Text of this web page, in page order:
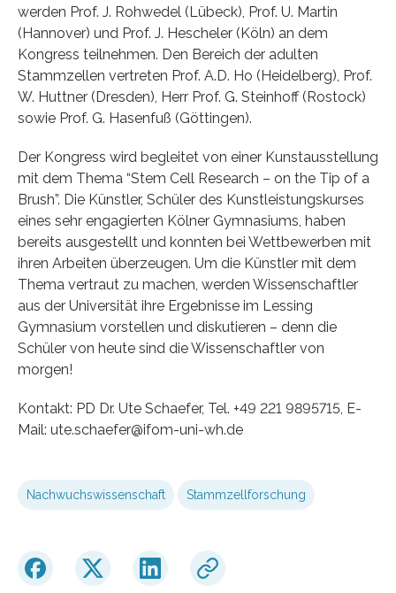
werden Prof. J. Rohwedel (Lübeck), Prof. U. Martin
(Hannover) und Prof. J. Hescheler (Köln) an dem
Kongress teilnehmen. Den Bereich der adulten
Stammzellen vertreten Prof. A.D. Ho (Heidelberg), Prof.
W. Huttner (Dresden), Herr Prof. G. Steinhoff (Rostock)
sowie Prof. G. Hasenfuß (Göttingen).
Der Kongress wird begleitet von einer Kunstausstellung
mit dem Thema “Stem Cell Research – on the Tip of a
Brush”. Die Künstler, Schüler des Kunstleistungskurses
eines sehr engagierten Kölner Gymnasiums, haben
bereits ausgestellt und konnten bei Wettbewerben mit
ihren Arbeiten überzeugen. Um die Künstler mit dem
Thema vertraut zu machen, werden Wissenschaftler
aus der Universität ihre Ergebnisse im Lessing
Gymnasium vorstellen und diskutieren – denn die
Schüler von heute sind die Wissenschaftler von
morgen!
Kontakt: PD Dr. Ute Schaefer, Tel. +49 221 9895715, E-
Mail: ute.schaefer@ifom-uni-wh.de
Nachwuchswissenschaft Stammzellforschung